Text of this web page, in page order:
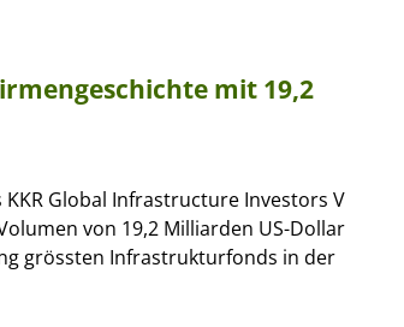
mit 19,2
KKR Global Infrastructure Investors V
von 19,2 Milliarden US-Dollar
grössten Infrastrukturfonds in der